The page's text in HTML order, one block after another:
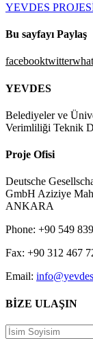
YEVDES
Bu sayfayı Paylaş
facebooktwitter
YEVDES
Belediyeler ve
Verimliliği Teknik
Proje Ofisi
Deutsche
GmbH Aziziye
ANKARA
Phone: +90 549
Fax: +90 312 467
Email:
BİZE ULAŞIN